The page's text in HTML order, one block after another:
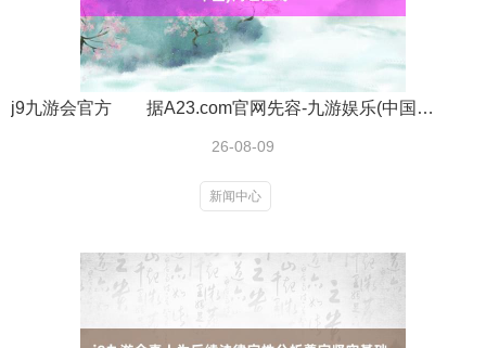
j9九游会官方 据A23.com官网先容-九游娱乐(中国)网址在线
26-08-09
新闻中心